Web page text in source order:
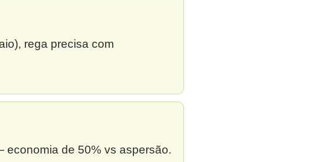
rega precisa com
economia de 50% vs aspersão.